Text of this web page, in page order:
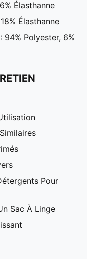
Élasthanne
Élasthanne
94% Polyester, 6%
Pour
Sac À Linge